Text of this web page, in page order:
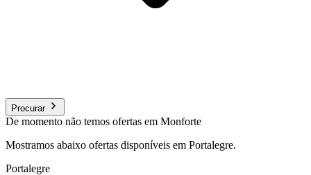
Procurar
De momento não temos ofertas em Monforte
Mostramos abaixo ofertas disponíveis em Portalegre.
Portalegre